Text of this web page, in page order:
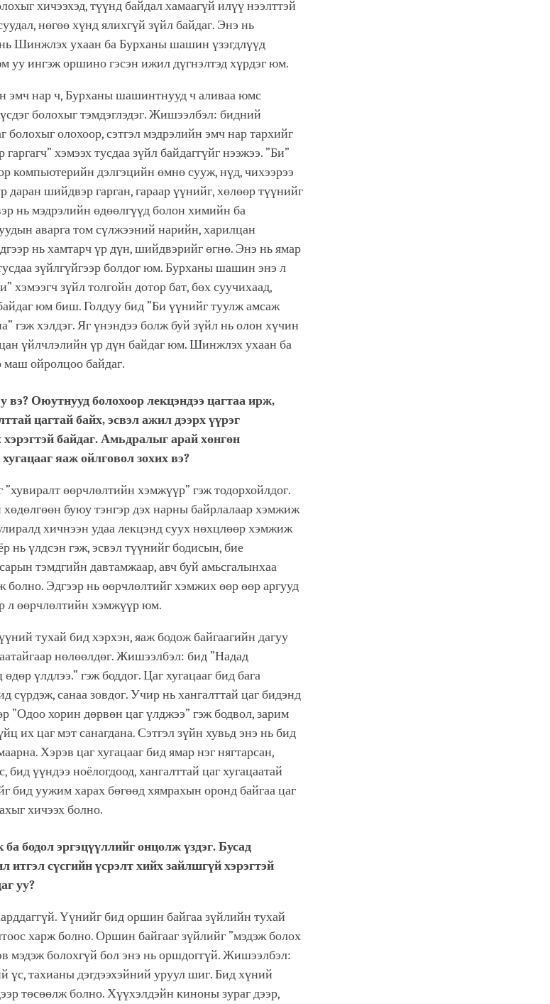
хичээхэд, түүнд байдал хамаагүй илүү нээлттэй
нөгөө хүнд ялихгүй зүйл байдаг. Энэ нь
Шинжлэх ухаан ба Бурханы шашин үзэгдлүүд
уу ингэж оршино гэсэн ижил дүгнэлтэд хүрдэг юм.
эмч нар ч, Бурханы шашинтнууд ч аливаа юмс
болохыг тэмдэглэдэг. Жишээлбэл: бидний
олохоор, сэтгэл мэдрэлийн эмч нар тархийг
хэмээх тусдаа зүйл байдаггүйг нээжээ. ”Би”
компьютерийн дэлгэцийн өмнө сууж, нүд, чихээрээ
даран шийдвэр гарган, гараар үүнийг, хөлөөр түүнийг
нь мэдрэлийн өдөөлгүүд болон химийн ба
аварга том сүлжээний нарийн, харилцан
нь хамтарч үр дүн, шийдвэрийг өгнө. Энэ нь ямар
зүйлгүйгээр болдог юм. Бурханы шашин энэ л
хэмээгч зүйл толгойн дотор бат, бөх суучихаад,
юм биш. Голдуу бид ”Би үүнийг туулж амсаж
гэж хэлдэг. Яг үнэндээ болж буй зүйл нь олон хүчин
үйлчлэлийн үр дүн байдаг юм. Шинжлэх ухаан ба
ойролцоо байдаг.
вэ? Оюутнууд болохоор лекцэндээ цагтаа ирж,
цагтай байх, эсвэл ажил дээрх үүрэг
хэрэгтэй байдаг. Амьдралыг арай хөнгөн
яаж ойлговол зохих вэ?
өөрчлөлтийн хэмжүүр” гэж тодорхойлдог.
буюу тэнгэр дэх нарны байрлалаар хэмжиж
хичнээн удаа лекцэнд суух нөхцлөөр хэмжиж
нь үлдсэн гэж, эсвэл түүнийг бодисын, бие
тэмдгийн давтамжаар, авч буй амьсгалынхаа
болно. Эдгээр нь өөрчлөлтийг хэмжих өөр өөр аргууд
л өөрчлөлтийн хэмжүүр юм.
тухай бид хэрхэн, яаж бодож байгаагийн дагуу
нөлөөлдөг. Жишээлбэл: бид ”Надад
үлдлээ.” гэж боддог. Цаг хугацааг бид бага
сүрдэж, санаа зовдог. Учир нь хангалттай цаг бидэнд
”Одоо хорин дөрвөн цаг үлджээ” гэж бодвол, зарим
их цаг мэт санагдана. Сэтгэл зүйн хувьд энэ нь бид
Хэрэв цаг хугацааг бид ямар нэг нягтарсан,
бид үүндээ ноёлогдоод, хангалттай цаг хугацаатай
бид уужим харах бөгөөд хямрахын оронд байгаа цаг
хичээх болно.
бодол эргэцүүллийг онцолж үздэг. Бусад
итгэл сүсгийн үсрэлт хийх зайлшгүй хэрэгтэй
уу?
Үүнийг бид оршин байгаа зүйлийн тухай
харж болно. Оршин байгааг зүйлийг ”мэдэж болох
мэдэж болохгүй бол энэ нь оршдоггүй. Жишээлбэл:
үс, тахианы дэгдээхэйний уруул шиг. Бид хүний
төсөөлж болно. Хүүхэлдэйн киноны зураг дээр,